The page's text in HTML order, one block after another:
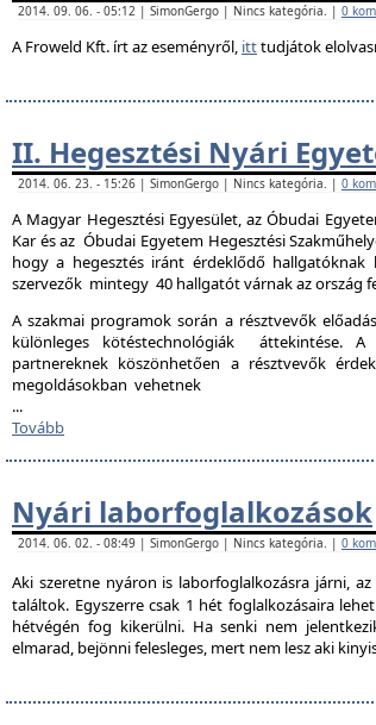
2014. 09. 06. - 05:12 | SimonGergo | Nincs kategória. | 0
A Froweld Kft. írt az eseményről, itttudjátok
II. Hegesztési Nyári
2014. 06. 23. - 15:26 | SimonGergo | Nincs kategória. | 0
A Magyar Hegesztési Egyesület, az Óbudai
Kar és az Óbudai Egyetem Hegesztési
hogy a hegesztés iránt érdeklődő
szervezők mintegy 40 hallgatót várnak az ország
A szakmai programok során a résztvevők
különleges kötéstechnológiák áttekintése. A
partnereknek köszönhetően a résztvevők
megoldásokban vehetnek
...
Tovább
Nyári laborfoglalkozások
2014. 06. 02. - 08:49 | SimonGergo | Nincs kategória. | 0
Aki szeretne nyáron is laborfoglalkozásra járni,
találtok. Egyszerre csak 1 hét foglalkozásaira
hétvégén fog kikerülni. Ha senki nem
elmarad, bejönni felesleges, mert nem lesz aki